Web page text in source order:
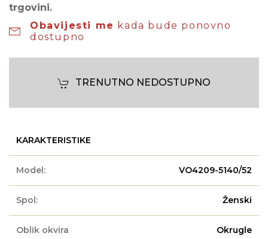
trgovini.
Obavijesti me kada bude ponovno
dostupno
TRENUTNO NEDOSTUPNO
KARAKTERISTIKE
Model: VO4209-5140/52
Spol: Ženski
Oblik okvira Okrugle